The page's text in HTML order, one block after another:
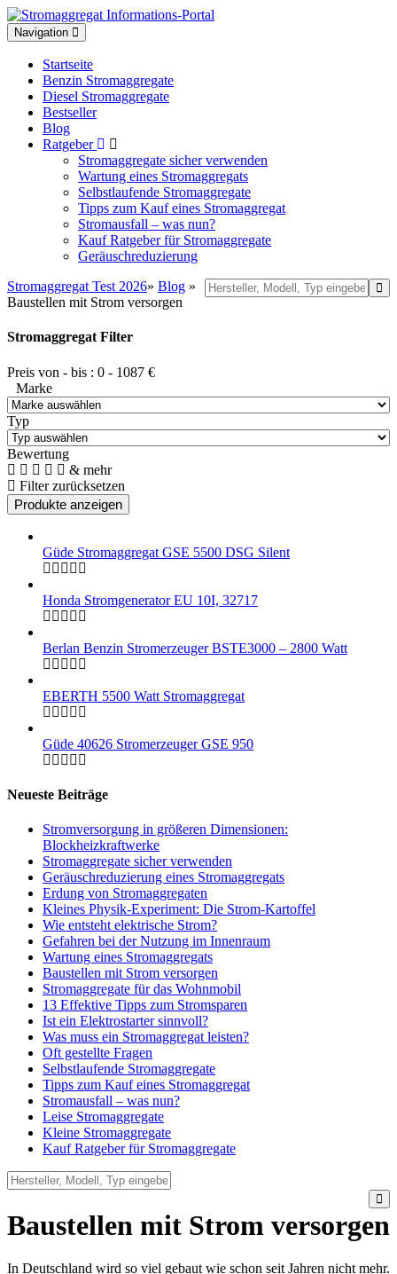
Toggle
navigation
Navigation
Startseite
Benzin Stromaggregate
Diesel Stromaggregate
Bestseller
Blog
Ratgeber
Stromaggregate sicher verwenden
Wartung eines Stromaggregats
Selbstlaufende Stromaggregate
Tipps zum Kauf eines Stromaggregat
Stromausfall – was nun?
Kauf Ratgeber für Stromaggregate
Geräuschreduzierung
Stromaggregat Test 2026» Blog »
Baustellen mit Strom versorgen
Stromaggregat Filter
Preis von - bis : 0 - 1087 €
Marke
Typ
Bewertung
& mehr
Filter zurücksetzen
Güde Stromaggregat GSE 5500 DSG Silent
Honda Stromgenerator EU 10I, 32717
Berlan Benzin Stromerzeuger BSTE3000 – 2800 Watt
EBERTH 5500 Watt Stromaggregat
Güde 40626 Stromerzeuger GSE 950
Neueste Beiträge
Stromversorgung in größeren Dimensionen:
Blockheizkraftwerke
Stromaggregate sicher verwenden
Geräuschreduzierung eines Stromaggregats
Erdung von Stromaggregaten
Kleines Physik-Experiment: Die Strom-Kartoffel
Wie entsteht elektrische Strom?
Gefahren bei der Nutzung im Innenraum
Wartung eines Stromaggregats
Baustellen mit Strom versorgen
Stromaggregate für das Wohnmobil
13 Effektive Tipps zum Stromsparen
Ist ein Elektrostarter sinnvoll?
Was muss ein Stromaggregat leisten?
Oft gestellte Fragen
Selbstlaufende Stromaggregate
Tipps zum Kauf eines Stromaggregat
Stromausfall – was nun?
Leise Stromaggregate
Kleine Stromaggregate
Kauf Ratgeber für Stromaggregate
Baustellen mit Strom versorgen
In Deutschland wird so viel gebaut wie schon seit Jahren nicht mehr.